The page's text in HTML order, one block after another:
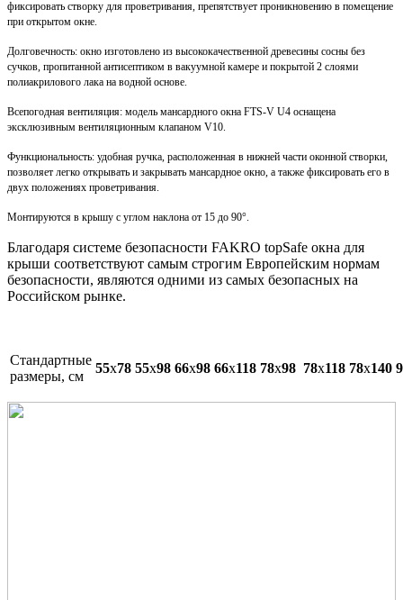
фиксировать створку для проветривания, препятствует проникновению в помещение
при открытом окне.
Долговечность: окно изготовлено из высококачественной древесины сосны без
сучков, пропитанной антисептиком в вакуумной камере и покрытой 2 слоями
полиакрилового лака на водной основе.
Всепогодная вентиляция: модель мансардного окна FTS-V U4 оснащена
эксклюзивным вентиляционным клапаном V10.
Функциональность: удобная ручка, расположенная в нижней части оконной створки,
позволяет легко открывать и закрывать мансардное окно, а также фиксировать его в
двух положениях проветривания.
Монтируются в крышу с углом наклона от 15 до 90°.
Благодаря системе безопасности FAKRO topSafe окна для
крыши соответствуют самым строгим Европейским нормам
безопасности, являются одними из самых безопасных на
Российском рынке.
Cтандартные
размеры, см
55x78 55x98 66х98 66x118 78x98 78x118 78x140